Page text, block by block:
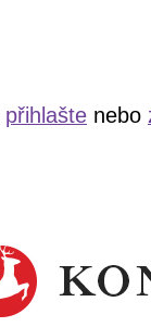
přihlašte nebo